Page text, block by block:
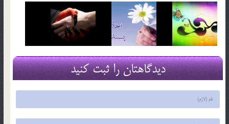
دیدگاهتان را ثبت کنید